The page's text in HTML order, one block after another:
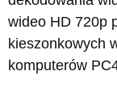
wideo HD 720p
kieszonkowych
komputerów